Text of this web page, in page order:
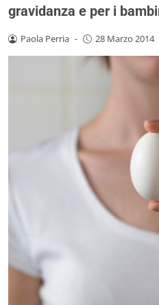
gravidanza e per i
Paola Perria - 28 Marzo 2014